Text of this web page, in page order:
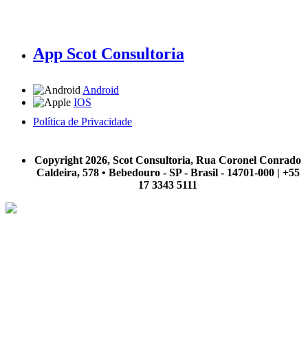
App Scot Consultoria
Android
IOS
Política de Privacidade
Copyright 2026, Scot Consultoria, Rua Coronel Conrado
Caldeira, 578 • Bebedouro - SP - Brasil - 14701-000 | +55
17 3343 5111